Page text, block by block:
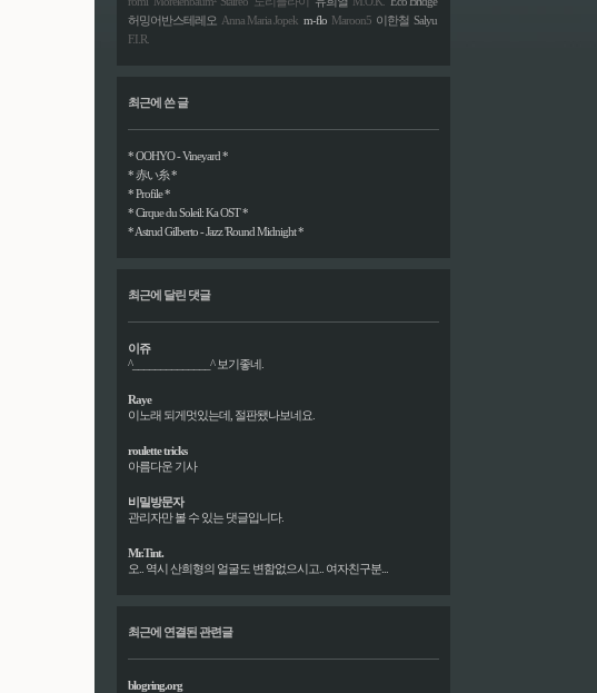
허밍어반스테레오 Anna Maria Jopek m-flo Maroon5 이한철 Salyu
F.I.R.
최근에 쓴 글
* OOHYO - Vineyard *
* 赤い糸 *
* Profile *
* Cirque du Soleil: Ka OST *
* Astrud Gilberto - Jazz 'Round Midnight *
최근에 달린 댓글
이쥬
^______________^ 보기좋네.
Raye
이노래 되게멋있는데, 절판됐나보네요.
roulette tricks
아름다운 기사
비밀방문자
관리자만 볼 수 있는 댓글입니다.
Mr.Tint.
오.. 역시 산희형의 얼굴도 변함없으시고.. 여자친구분...
최근에 연결된 관련글
blogring.org